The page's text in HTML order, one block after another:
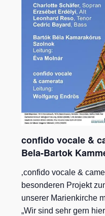
confido vocale &
Bela-Bartok
‚confido vocale &
besonderen Projekt
unserer Marienkirche
„Wir sind sehr gern